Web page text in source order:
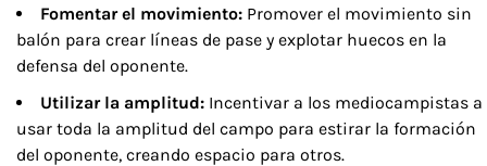
Fomentar el movimiento: Promover el movimiento sin
balón para crear líneas de pase y explotar huecos en la
defensa del oponente.
Utilizar la amplitud: Incentivar a los mediocampistas a
usar toda la amplitud del campo para estirar la formación
del oponente, creando espacio para otros.